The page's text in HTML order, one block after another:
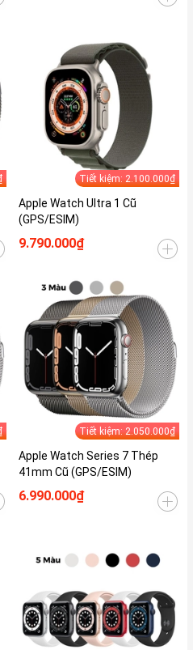
Tiết kiệm: 2.100.000₫
Apple Watch Ultra 1 Cũ
(GPS/ESIM)
9.790.000₫
Tiết kiệm: 2.050.000₫
Apple Watch Series 7 Thép
41mm Cũ (GPS/ESIM)
6.990.000₫